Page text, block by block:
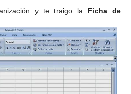
y te traigo la Ficha de